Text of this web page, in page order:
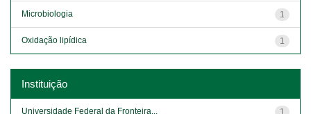
1
Microbiologia
1
Oxidação lipídica
Instituição
1
Universidade Federal da Fronteira...